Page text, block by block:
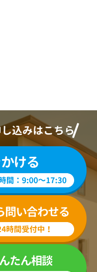
込みはこちら